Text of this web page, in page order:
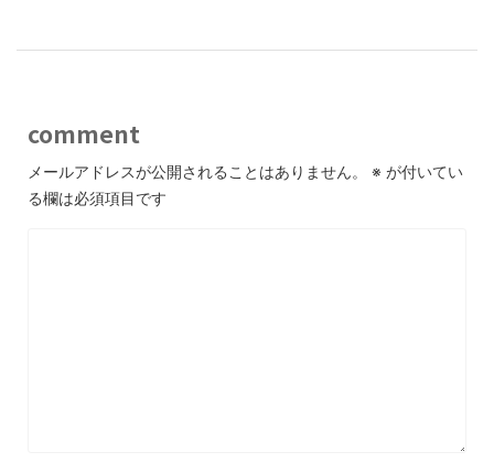
comment
メールアドレスが公開されることはありません。 ※ が付いてい
る欄は必須項目です